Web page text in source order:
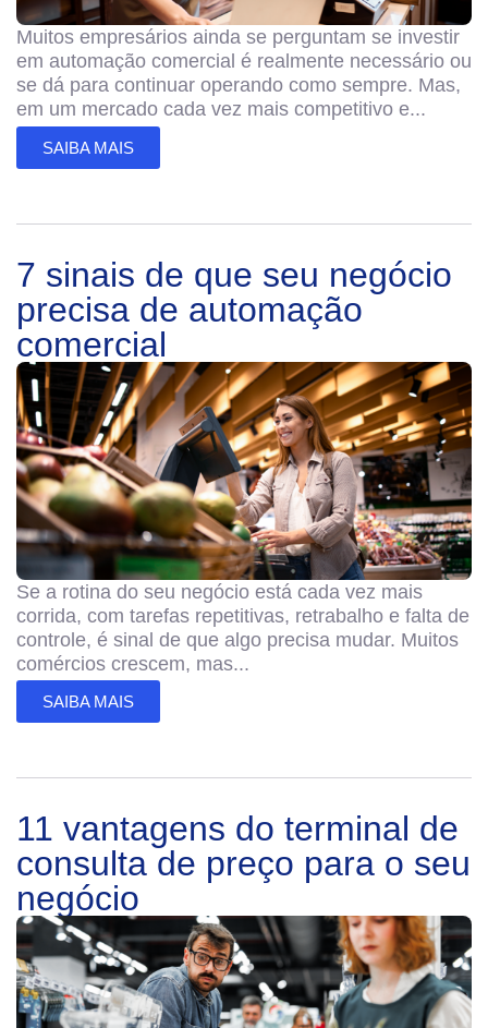
Muitos empresários ainda se perguntam se investir
em automação comercial é realmente necessário ou
se dá para continuar operando como sempre. Mas,
em um mercado cada vez mais competitivo e...
SAIBA MAIS
7 sinais de que seu negócio
precisa de automação
comercial
Se a rotina do seu negócio está cada vez mais
corrida, com tarefas repetitivas, retrabalho e falta de
controle, é sinal de que algo precisa mudar. Muitos
comércios crescem, mas...
SAIBA MAIS
11 vantagens do terminal de
consulta de preço para o seu
negócio